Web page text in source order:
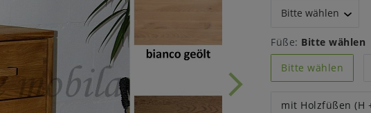
Füße: Bitte wählen
Bitte wählen
mit Holzfüßen (H